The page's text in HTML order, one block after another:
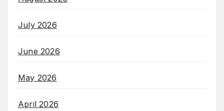
July 2026
June 2026
May 2026
April 2026